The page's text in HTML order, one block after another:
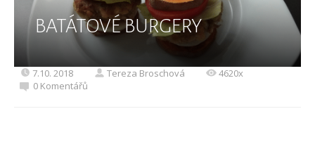
BATÁTOVÉ BURGERY
7.10. 2018 Tereza Broschová
4620x
0 Komentářů